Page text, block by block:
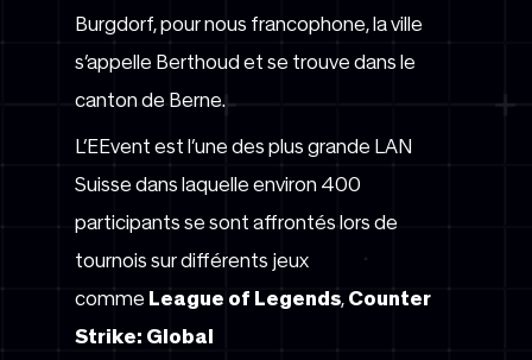
Burgdorf, pour nous francophone, la ville
s’appelle Berthoud et se trouve dans le
canton de Berne.
L’EEvent est l’une des plus grande LAN
Suisse dans laquelle environ 400
participants se sont affrontés lors de
tournois sur différents jeux
comme League of Legends, Counter
Strike: Global